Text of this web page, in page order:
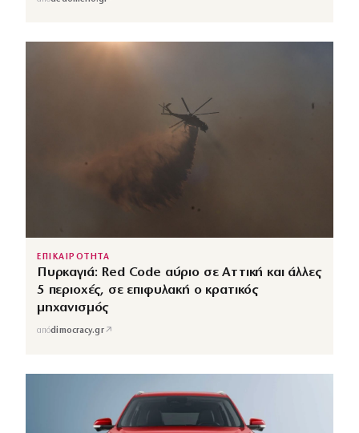
ΕΠΙΚΑΙΡΟΤΗΤΑ
Πυρκαγιά: Red Code αύριο σε Αττική και άλλες
5 περιοχές, σε επιφυλακή ο κρατικός
μηχανισμός
απόdimocracy.gr↗